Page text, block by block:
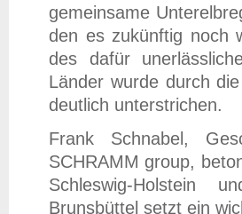
gemeinsame
den es zukünftig noch
des dafür
Länder wurde durch
deutlich unterstrichen.
Frank Schnabel,
SCHRAMM group,
Schleswig-Holstein
Brunsbüttel setzt ein